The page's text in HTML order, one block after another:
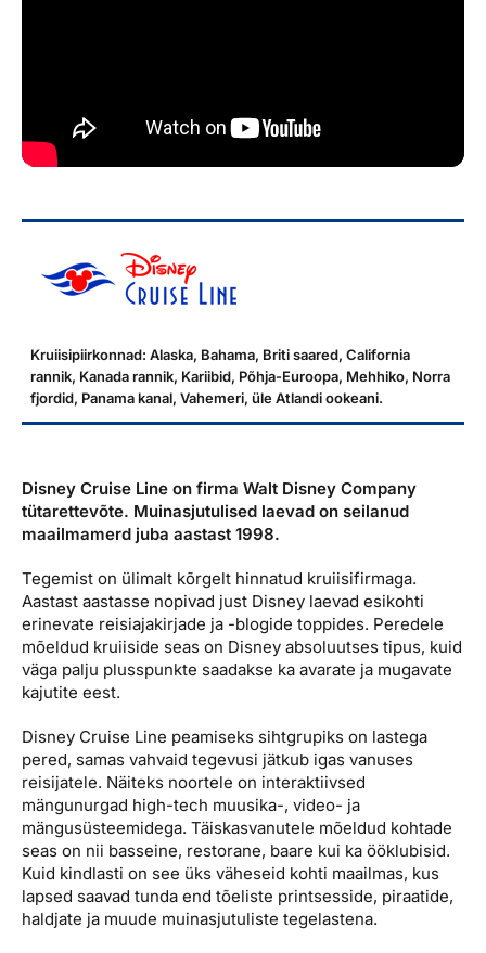
Boonuspunktid
Ettevõttest
Kontaktid
Tule tööle
Uudised
Kruiisipiirkonnad: Alaska, Bahama, Briti saared, California
rannik, Kanada rannik, Kariibid, Põhja-Euroopa, Mehhiko, Norra
fjordid, Panama kanal, Vahemeri, üle Atlandi ookeani.
Disney Cruise Line on firma Walt Disney Company
tütarettevõte. Muinasjutulised laevad on seilanud
maailmamerd juba aastast 1998.
Tegemist on ülimalt kõrgelt hinnatud kruiisifirmaga.
Aastast aastasse nopivad just Disney laevad esikohti
erinevate reisiajakirjade ja -blogide toppides. Peredele
mõeldud kruiiside seas on Disney absoluutses tipus, kuid
väga palju plusspunkte saadakse ka avarate ja mugavate
kajutite eest.
Disney Cruise Line peamiseks sihtgrupiks on lastega
pered, samas vahvaid tegevusi jätkub igas vanuses
reisijatele. Näiteks noortele on interaktiivsed
mängunurgad high-tech muusika-, video- ja
mängusüsteemidega. Täiskasvanutele mõeldud kohtade
seas on nii basseine, restorane, baare kui ka ööklubisid.
Kuid kindlasti on see üks väheseid kohti maailmas, kus
lapsed saavad tunda end tõeliste printsesside, piraatide,
haldjate ja muude muinasjutuliste tegelastena.